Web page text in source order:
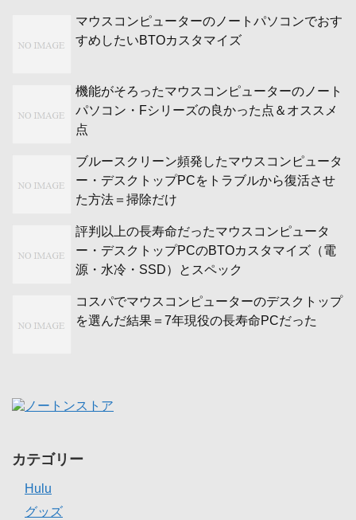
マウスコンピューターのノートパソコンでおす
すめしたいBTOカスタマイズ
機能がそろったマウスコンピューターのノート
パソコン・Fシリーズの良かった点＆オススメ
点
ブルースクリーン頻発したマウスコンピュータ
ー・デスクトップPCをトラブルから復活させ
た方法＝掃除だけ
評判以上の長寿命だったマウスコンピュータ
ー・デスクトップPCのBTOカスタマイズ（電
源・水冷・SSD）とスペック
コスパでマウスコンピューターのデスクトップ
を選んだ結果＝7年現役の長寿命PCだった
カテゴリー
Hulu
グッズ